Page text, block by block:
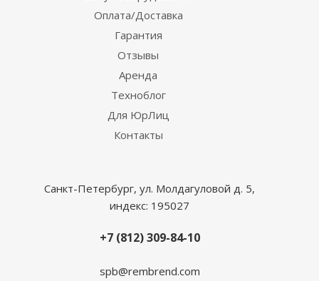
Оплата/Доставка
Гарантия
Отзывы
Аренда
Техноблог
Для ЮрЛиц
Контакты
Санкт-Петербург, ул. Молдагуловой д. 5,
индекс: 195027
+7 (812) 309-84-10
spb@rembrend.com